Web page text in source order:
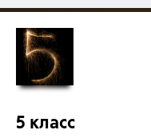
5 класс